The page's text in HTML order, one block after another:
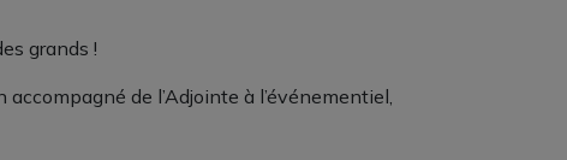
grands !
de l’Adjointe à l’événementiel,